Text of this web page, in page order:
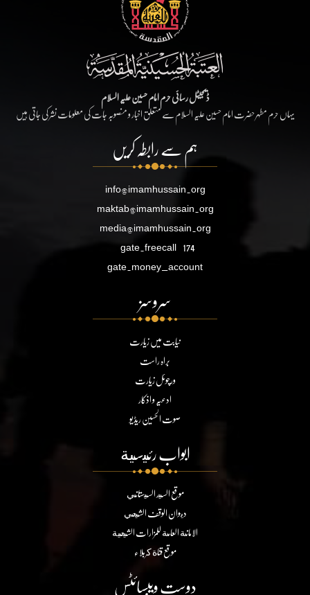
ڈیجیٹل رسائی حرم امام حسین علیہ السلام
یہاں حرم مطہر حضرت امام حسین علیہ السلام سے متعلق اخبار و منصوبہ جات کی معلومات نشر کی جاتی ہیں
ہم سے رابطہ کریں
info@imamhussain.org
maktab@imamhussain.org
media@imamhussain.org
gate.freecall 174
gate.money_account
سروسز
نیابت میں زیارت
براہ راست
ورچوئل زیارت
ادعیہ و اذکار
صوت الحسین ریڈیو
ابواب رئيسية
موقع السيد السيستاني
ديوان الوقف الشيعي
الامانة العامة للمزارات الشيعية
موقع قناة كربلاء
دوست ویبسائٹس